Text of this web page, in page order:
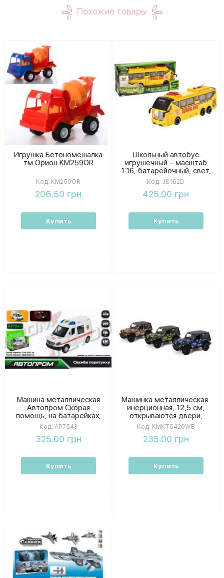
Похожие товары
Игрушка Бетономешалка
тм Орион KM259OR
Код: KM259OR
206.50 грн
Купить
Школьный автобус
игрушечный – масштаб
1:16, батарейочный, свет,
звук, упаковка 29×13×8 см
Код: JS162D
425.00 грн
Купить
Машина металлическая
Автопром Скорая
помощь, на батарейках,
свет, звук, в коробке 17-
14-6,5 см
Код: AP7543
325.00 грн
Купить
Машинка металлическая:
инерционная, 12,5 см,
открываются двери,
резиновые колеса, в
коробке 16-7-8 см
KMKT5420WB
Код: KMKT5420WB
235.00 грн
Купить